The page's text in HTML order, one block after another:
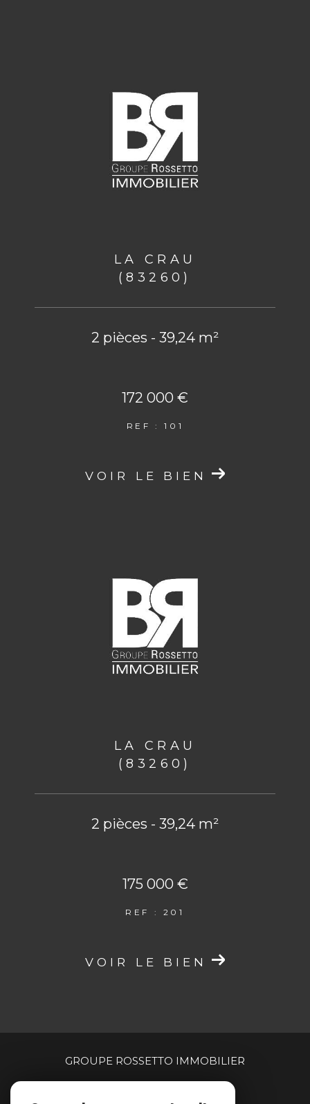
LA CRAU
(83260)
2 pièces - 39,24 m²
172 000 €
REF : 101
VOIR LE BIEN
LA CRAU
(83260)
2 pièces - 39,24 m²
175 000 €
REF : 201
VOIR LE BIEN
GROUPE ROSSETTO IMMOBILIER